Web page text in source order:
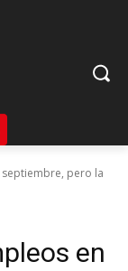
septiembre, pero la
en